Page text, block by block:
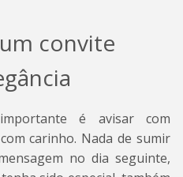
convite
é avisar com
carinho. Nada de sumir
no dia seguinte,